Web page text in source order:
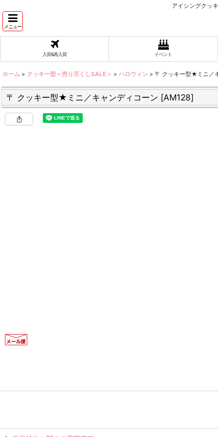
アイシングクッ
メニュー
入荷&再入荷 イベント
ホーム > クッキー型＜売り尽くしSALE＞ > ハロウィン > 〒 クッキー型★ミニ／
〒 クッキー型★ミニ／キャンディコーン [AM128]